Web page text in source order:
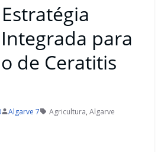
para
de Ceratitis
Algarve 7 Agricultura, Algarve